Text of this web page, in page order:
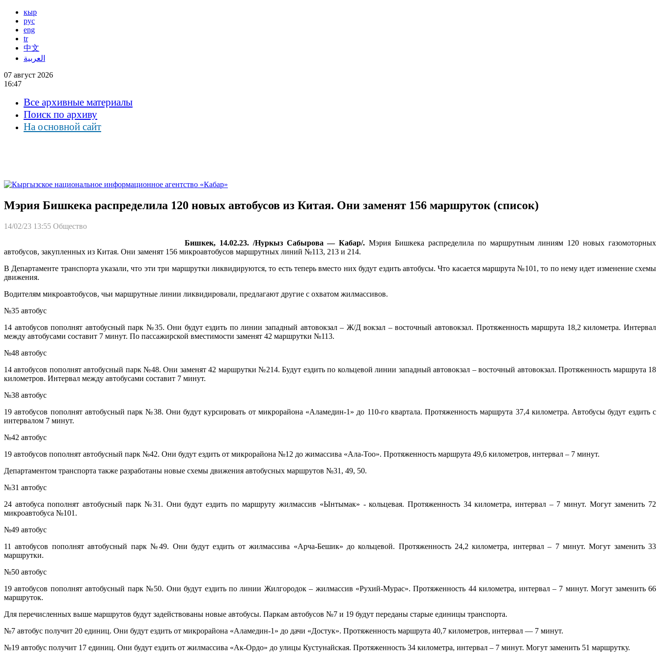
кыр
рус
eng
tr
中文
العربية
07 август 2026
16:47
Все архивные материалы
Поиск по архиву
На основной сайт
Мэрия Бишкека распределила 120 новых автобусов из Китая. Они заменят 156 маршруток (список)
14/02/23 13:55 Общество
Бишкек, 14.02.23. /Нуркыз Сабырова — Кабар/. Мэрия Бишкека распределила по маршрутным линиям 120 новых газомоторных
автобусов, закупленных из Китая. Они заменят 156 микроавтобусов маршрутных линий №113, 213 и 214.
В Департаменте транспорта указали, что эти три маршрутки ликвидируются, то есть теперь вместо них будут ездить автобусы. Что касается маршрута №101, то по нему идет изменение схемы
движения.
Водителям микроавтобусов, чьи маршрутные линии ликвидировали, предлагают другие с охватом жилмассивов.
№35 автобус
14 автобусов пополнят автобусный парк №35. Они будут ездить по линии западный автовокзал – Ж/Д вокзал – восточный автовокзал. Протяженность маршрута 18,2 километра. Интервал
между автобусами составит 7 минут. По пассажирской вместимости заменят 42 маршрутки №113.
№48 автобус
14 автобусов пополнят автобусный парк №48. Они заменят 42 маршрутки №214. Будут ездить по кольцевой линии западный автовокзал – восточный автовокзал. Протяженность маршрута 18
километров. Интервал между автобусами составит 7 минут.
№38 автобус
19 автобусов пополнят автобусный парк №38. Они будут курсировать от микрорайона «Аламедин-1» до 110-го квартала. Протяженность маршрута 37,4 километра. Автобусы будут ездить с
интервалом 7 минут.
№42 автобус
19 автобусов пополнят автобусный парк №42. Они будут ездить от микрорайона №12 до жимассива «Ала-Тоо». Протяженность маршрута 49,6 километров, интервал – 7 минут.
Департаментом транспорта также разработаны новые схемы движения автобусных маршрутов №31, 49, 50.
№31 автобус
24 автобуса пополнят автобусный парк №31. Они будут ездить по маршруту жилмассив «Ынтымак» - кольцевая. Протяженность 34 километра, интервал – 7 минут. Могут заменить 72
микроавтобуса №101.
№49 автобус
11 автобусов пополнят автобусный парк №49. Они будут ездить от жилмассива «Арча-Бешик» до кольцевой. Протяженность 24,2 километра, интервал – 7 минут. Могут заменить 33
маршрутки.
№50 автобус
19 автобусов пополнят автобусный парк №50. Они будут ездить по линии Жилгородок – жилмассив «Рухий-Мурас». Протяженность 44 километра, интервал – 7 минут. Могут заменить 66
маршруток.
Для перечисленных выше маршрутов будут задействованы новые автобусы. Паркам автобусов №7 и 19 будут переданы старые единицы транспорта.
№7 автобус получит 20 единиц. Они будут ездить от микрорайона «Аламедин-1» до дачи «Достук». Протяженность маршрута 40,7 километров, интервал — 7 минут.
№19 автобус получит 17 единиц. Они будут ездить от жилмассива «Ак-Ордо» до улицы Кустунайская. Протяженность 34 километра, интервал – 7 минут. Могут заменить 51 маршрутку.